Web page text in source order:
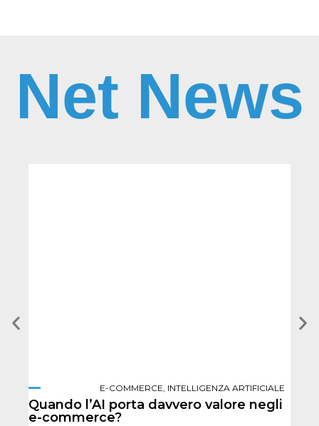
Net News
E-COMMERCE INTELLIGENZA ARTIFICIALE
Quando l’AI porta davvero valore negli
e-commerce?